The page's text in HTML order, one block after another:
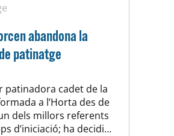
abandona la
patinatge
patinadora cadet de la
a l’Horta des de
dels millors referents
d’iniciació; ha decidit